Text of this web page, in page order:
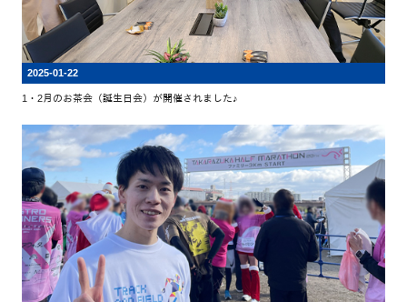
2025-01-22
1・2月のお茶会（誕生日会）が開催されました♪